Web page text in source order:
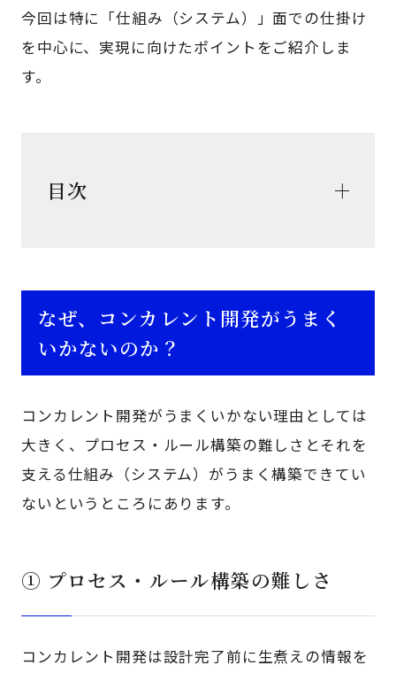
今回は特に「仕組み（システム）」面での仕掛け
を中心に、実現に向けたポイントをご紹介しま
す。
目次
なぜ、コンカレント開発がうまく
いかないのか？
コンカレント開発がうまくいかない理由としては
大きく、プロセス・ルール構築の難しさとそれを
支える仕組み（システム）がうまく構築できてい
ないというところにあります。
① プロセス・ルール構築の難しさ
コンカレント開発は設計完了前に生煮えの情報を